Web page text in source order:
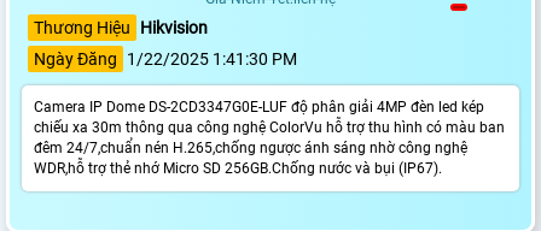
Thương Hiệu
Hikvision
Ngày Đăng
1/22/2025 1:41:30 PM
Camera IP Dome DS-2CD3347G0E-LUF độ phân giải 4MP đèn led kép
chiếu xa 30m thông qua công nghệ ColorVu hỗ trợ thu hình có màu ban
đêm 24/7,chuẩn nén H.265,chống ngược ánh sáng nhờ công nghệ
WDR,hỗ trợ thẻ nhớ Micro SD 256GB.Chống nước và bụi (IP67).